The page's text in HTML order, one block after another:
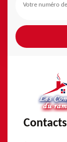
Contacts